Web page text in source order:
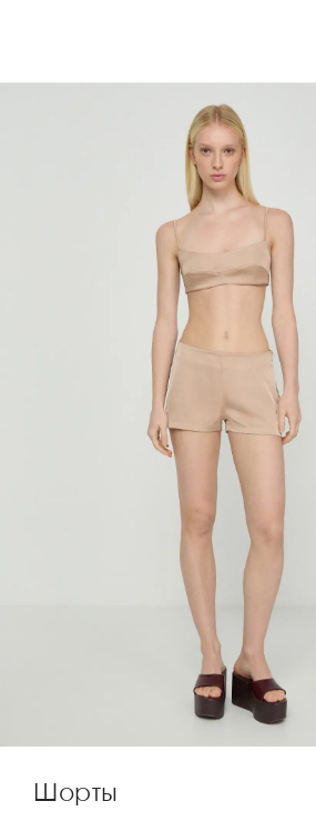
Шорты